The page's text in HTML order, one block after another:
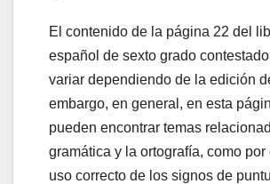
El contenido de la página 22 del
español de sexto grado
variar dependiendo de la edición
embargo, en general, en esta
pueden encontrar temas
gramática y la ortografía, como por
uso correcto de los signos de